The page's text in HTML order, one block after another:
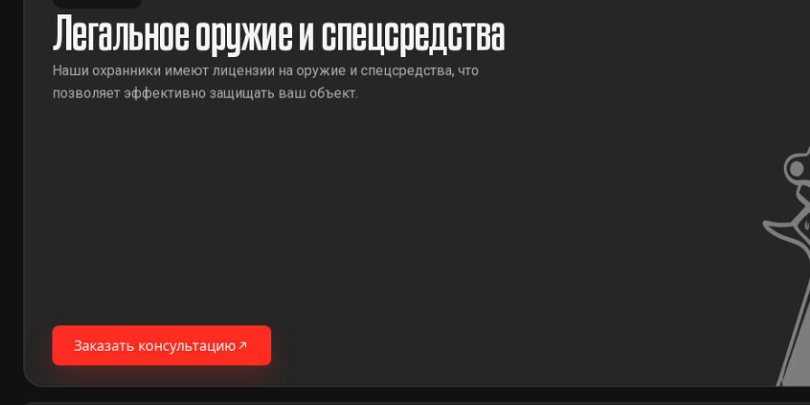
Легальное оружие и спецсредства
Наши охранники имеют лицензии на оружие и спецсредства, что
позволяет эффективно защищать ваш объект.
Заказать консультацию